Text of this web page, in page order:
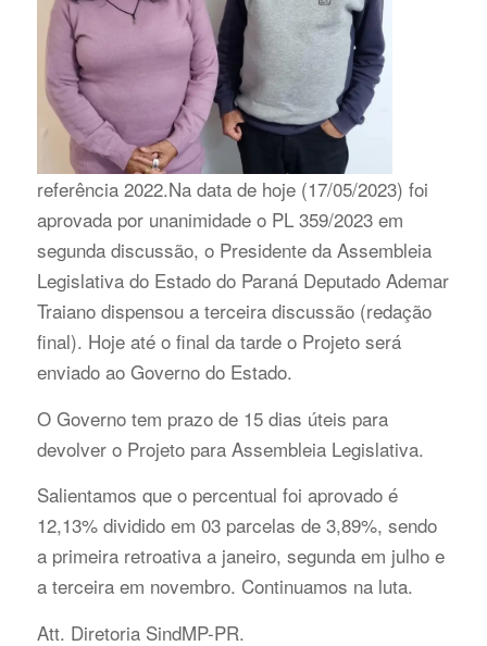
referência 2022.Na data de hoje (17/05/2023) foi
aprovada por unanimidade o PL 359/2023 em
segunda discussão, o Presidente da Assembleia
Legislativa do Estado do Paraná Deputado Ademar
Traiano dispensou a terceira discussão (redação
final). Hoje até o final da tarde o Projeto será
enviado ao Governo do Estado.
O Governo tem prazo de 15 dias úteis para
devolver o Projeto para Assembleia Legislativa.
Salientamos que o percentual foi aprovado é
12,13% dividido em 03 parcelas de 3,89%, sendo
a primeira retroativa a janeiro, segunda em julho e
a terceira em novembro. Continuamos na luta.
Att. Diretoria SindMP-PR.